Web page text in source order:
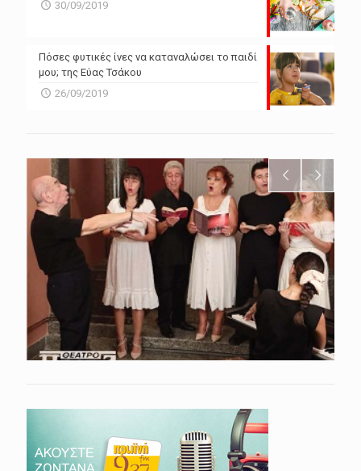
30/09/2019
Πόσες φυτικές ίνες να καταναλώσει το παιδί
μου; της Εύας Τσάκου
26/09/2019